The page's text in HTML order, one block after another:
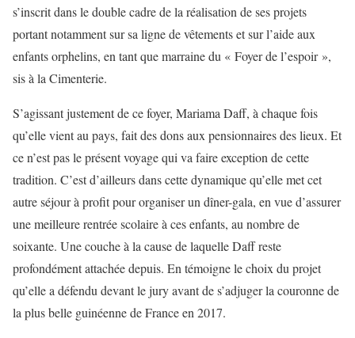
s’inscrit dans le double cadre de la réalisation de ses projets
portant notamment sur sa ligne de vêtements et sur l’aide aux
enfants orphelins, en tant que marraine du « Foyer de l’espoir »,
sis à la Cimenterie.
S’agissant justement de ce foyer, Mariama Daff, à chaque fois
qu’elle vient au pays, fait des dons aux pensionnaires des lieux. Et
ce n’est pas le présent voyage qui va faire exception de cette
tradition. C’est d’ailleurs dans cette dynamique qu’elle met cet
autre séjour à profit pour organiser un dîner-gala, en vue d’assurer
une meilleure rentrée scolaire à ces enfants, au nombre de
soixante. Une couche à la cause de laquelle Daff reste
profondément attachée depuis. En témoigne le choix du projet
qu’elle a défendu devant le jury avant de s’adjuger la couronne de
la plus belle guinéenne de France en 2017.